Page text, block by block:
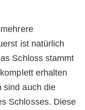
ist natürlich
Schloss stammt
erhalten
sind auch die
Schlosses. Diese